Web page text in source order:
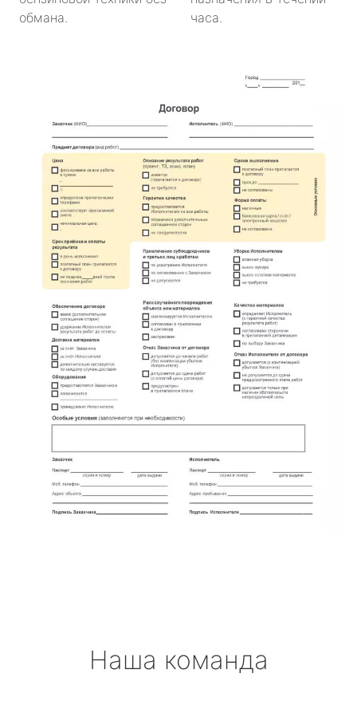
обмана.
часа.
Наша команда